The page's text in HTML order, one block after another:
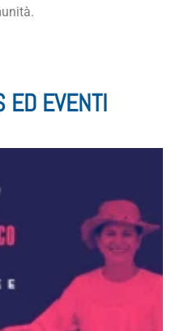
ED EVENTI